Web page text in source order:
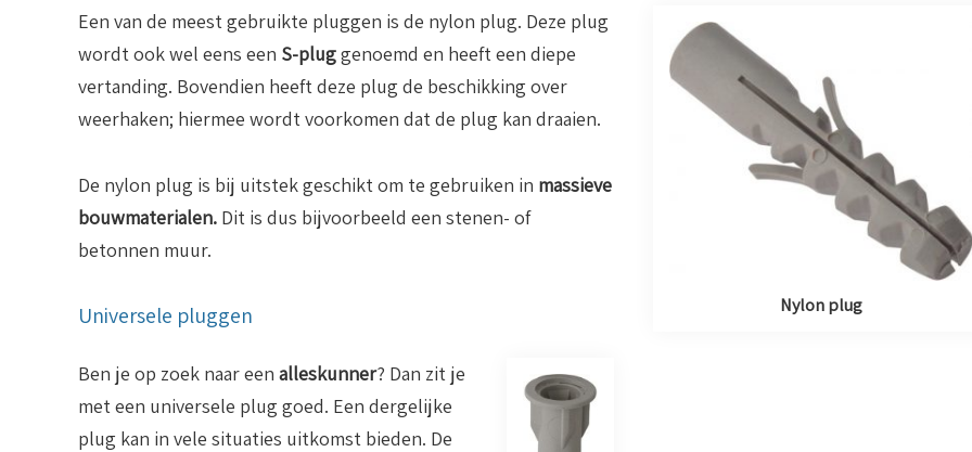
Nylon plug
Een van de meest gebruikte pluggen is de nylon plug. Deze plug
wordt ook wel eens een S-pluggenoemd en heeft een diepe
vertanding. Bovendien heeft deze plug de beschikking over
weerhaken; hiermee wordt voorkomen dat de plug kan draaien.
De nylon plug is bij uitstek geschikt om te gebruiken in massieve
bouwmaterialen. Dit is dus bijvoorbeeld een stenen- of
betonnen muur.
Universele pluggen
Ben je op zoek naar een alleskunner? Dan zit je
met een universele plug goed. Een dergelijke
plug kan in vele situaties uitkomst bieden. De